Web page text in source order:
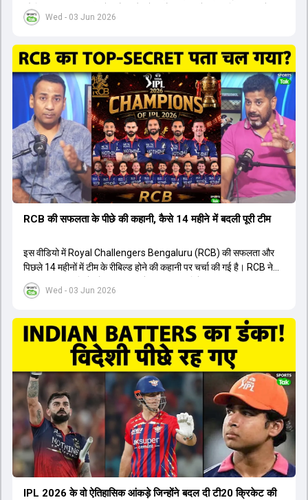
Wed - 03 Jun 2026
सौ छिहत्तर रन बनाकर ऑरेंज कैप और मोस्ट वैल्युएबल प्लेयर का खिताब अपने नाम
किया है। वीडियो में बताया गया है कि ऑस्ट्रेलियाई टीम के वर्तमान कप्तान और
ऑस्ट्रेलियाई कप्तान के अनुसार, शुरुआत में लोगों को इस खिलाड़ी के प्रदर्शन पर
संदेह था, लेकिन अब उसने खुद को एक बेहतरीन बल्लेबाज साबित कर दिया है जो
गेंद को बाउंड्री के काफी पार मारने की क्षमता रखता है। वहीं, इंग्लैंड के पूर्व कप्तान
ने कहा कि टूर्नामेंट जीतने वाली टीम के अलावा इस सीजन की सबसे बड़ी बात इस
युवा खिलाड़ी का प्रदर्शन रहा है, जिसे देखने के लिए स्टेडियम में भारी भीड़ उमड़ती
थी। शानदार प्रदर्शन के बाद इस युवा खिलाड़ी को श्रीलंका में होने वाली
त्रिकोणीय सीरीज के लिए इंडिया ए टीम में भी शामिल कर लिया गया है।
Wed - 03 Jun 2026
RCB की सफलता के पीछे की कहानी, कैसे 14 महीने में बदली पूरी टीम
इस वीडियो में Royal Challengers Bengaluru (RCB) की सफलता और
पिछले 14 महीनों में टीम के रीबिल्ड होने की कहानी पर चर्चा की गई है। RCB ने
अपनी पुरानी गलतियों को स्वीकार करते हुए एक नया रिसेट बटन दबाया। टीम
मैनेजमेंट में Mo Bobat, Andy Flower, Dinesh Karthik और एनालिस्ट
के तहत Bhuvneshwar Kumar, Krunal Pandya और Rasikh Salam
जैसे भारतीय खिलाड़ियों को टीम में शामिल किया गया, जिन्होंने शानदार प्रदर्शन
किया। इसके अलावा, Virat Kohli की भूमिका में भी बदलाव देखा गया, जहां वह
अब टीम के युवा खिलाड़ियों के साथ ज्यादा जुड़े हुए नजर आते हैं। कप्तान Rajat
Patidar के नेतृत्व में टीम का कम्युनिकेशन बहुत स्पष्ट रहा है। एनालिस्ट से लेकर
मैनेजमेंट तक, सभी एक ही पेज पर रहते हैं, जिससे मैदान पर कोई कंफ्यूजन नहीं
होता। यही कारण है कि RCB ने लगातार सफलता हासिल की है।
IPL 2026 के वो ऐतिहासिक आंकड़े जिन्होंने बदल दी टी20 क्रिकेट की